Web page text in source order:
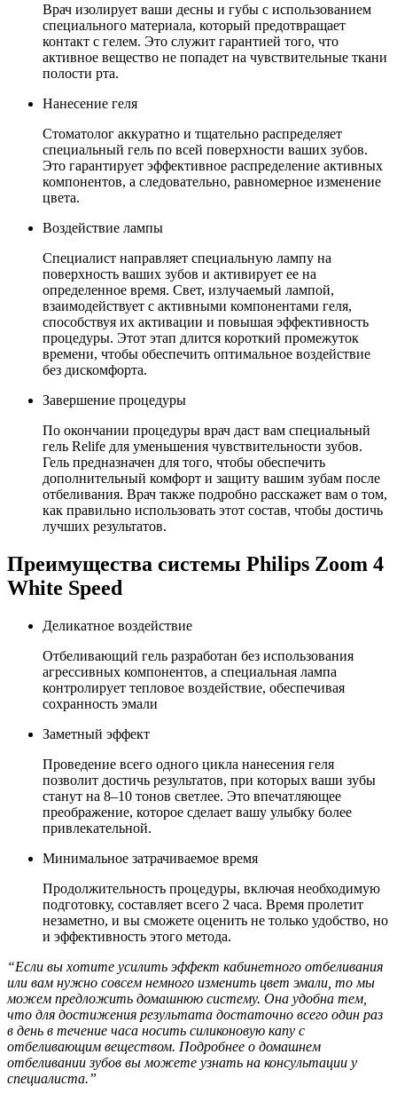
Врач изолирует ваши десны и губы с использованием
специального материала, который предотвращает
контакт с гелем. Это служит гарантией того, что
активное вещество не попадет на чувствительные ткани
полости рта.
Нанесение геля
Стоматолог аккуратно и тщательно распределяет
специальный гель по всей поверхности ваших зубов.
Это гарантирует эффективное распределение активных
компонентов, а следовательно, равномерное изменение
цвета.
Воздействие лампы
Специалист направляет специальную лампу на
поверхность ваших зубов и активирует ее на
определенное время. Свет, излучаемый лампой,
взаимодействует с активными компонентами геля,
способствуя их активации и повышая эффективность
процедуры. Этот этап длится короткий промежуток
времени, чтобы обеспечить оптимальное воздействие
без дискомфорта.
Завершение процедуры
По окончании процедуры врач даст вам специальный
гель Relife для уменьшения чувствительности зубов.
Гель предназначен для того, чтобы обеспечить
дополнительный комфорт и защиту вашим зубам после
отбеливания. Врач также подробно расскажет вам о том,
как правильно использовать этот состав, чтобы достичь
лучших результатов.
Преимущества системы Philips Zoom 4
White Speed
Деликатное воздействие
Отбеливающий гель разработан без использования
агрессивных компонентов, а специальная лампа
контролирует тепловое воздействие, обеспечивая
сохранность эмали
Заметный эффект
Проведение всего одного цикла нанесения геля
позволит достичь результатов, при которых ваши зубы
станут на 8‒10 тонов светлее. Это впечатляющее
преображение, которое сделает вашу улыбку более
привлекательной.
Минимальное затрачиваемое время
Продолжительность процедуры, включая необходимую
подготовку, составляет всего 2 часа. Время пролетит
незаметно, и вы сможете оценить не только удобство, но
и эффективность этого метода.
“Если вы хотите усилить эффект кабинетного отбеливания
или вам нужно совсем немного изменить цвет эмали, то мы
можем предложить домашнюю систему. Она удобна тем,
что для достижения результата достаточно всего один раз
в день в течение часа носить силиконовую капу с
отбеливающим веществом. Подробнее о домашнем
отбеливании зубов вы можете узнать на консультации у
специалиста.”